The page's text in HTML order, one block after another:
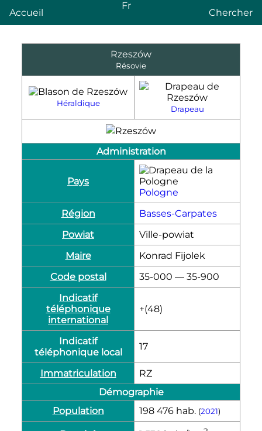
Accueil
Fr
Chercher
Rzeszów
Résovie
Héraldique
Drapeau
Administration
Pays
Pologne
Région
Basses-Carpates
Powiat
Ville-powiat
Maire
Konrad Fijolek
Code postal
35-000 — 35-900
Indicatif
téléphonique
international
+(48)
Indicatif
téléphonique local
17
Immatriculation
RZ
Démographie
Population
198 476 hab. (2021)